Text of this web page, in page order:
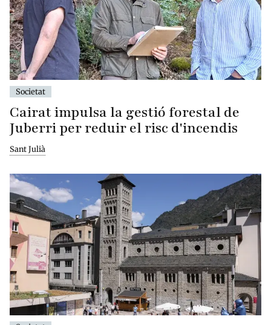
Societat
Cairat impulsa la gestió forestal de
Juberri per reduir el risc d'incendis
Sant Julià